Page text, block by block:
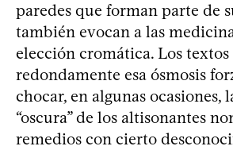
paredes que forman parte de
también evocan a las
elección cromática. Los textos
redondamente esa ósmosis
chocar, en algunas ocasiones,
“oscura” de los altisonantes
remedios con cierto